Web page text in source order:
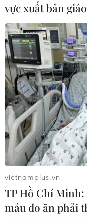
#Cứu hộ khẩn cấp
#Lực lượng vũ trang
#Ứng phó thiên tai và
#Huy động phương
#Ứng phó khẩn cấp
vực xuất bản
vietnamplus.vn
TP Hồ Chí
máu do ăn phải